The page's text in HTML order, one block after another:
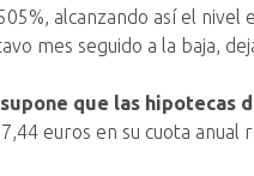
alcanzando así el
mes seguido a la baja,
que las hipotecas
euros en su cuota anual